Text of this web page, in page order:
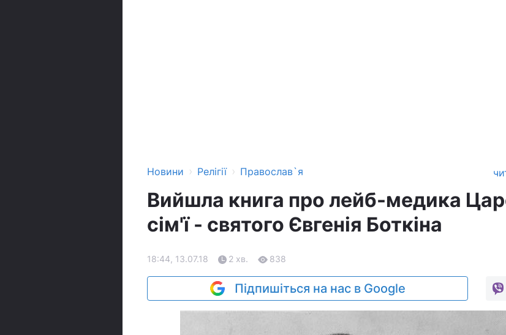
Новини › Релігії › Православ`я
Вийшла книга про лейб-медика
сім'ї - святого Євгенія Боткіна
18:44, 13.07.18 2 хв. 838
Підпишіться на нас в Google